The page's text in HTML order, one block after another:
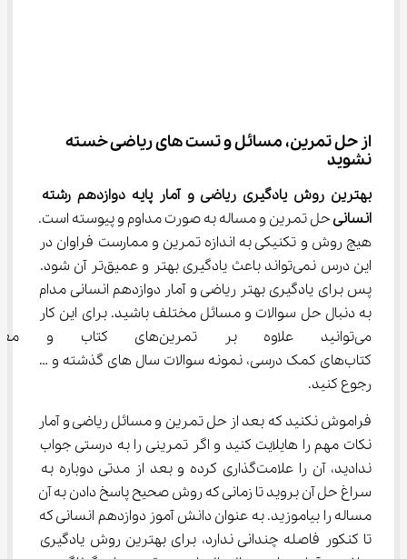
از حل تمرین، مسائل و تست های ریاضی خسته
نشوید
بهترین روش یادگیری ریاضی و آمار پایه دوازدهم رشته
انسانی حل تمرین و مساله به صورت مداوم و پیوسته است.
هیچ روش و تکنیکی به اندازه تمرین و ممارست فراوان در
این درس نمی‌تواند باعث یادگیری بهتر و عمیق‌تر آن شود.
پس برای یادگیری بهتر ریاضی و آمار دوازدهم انسانی مدام
به دنبال حل سوالات و مسائل مختلف باشید. برای این کار
می‌توانید علاوه بر
کتاب‌های کمک درسی، نمونه سوالات سال های گذشته و …
رجوع کنید.
فراموش نکنید که بعد از حل تمرین و مسائل ریاضی و آمار
نکات مهم را هایلایت کنید و اگر تمرینی را به درستی جواب
ندادید، آن را علامت‌گذاری کرده و بعد از مدتی دوباره به
سراغ حل آن بروید تا زمانی که روش صحیح پاسخ دادن به آن
مساله را بیاموزید. به عنوان دانش آموز دوازدهم انسانی که
تا کنکور فاصله چندانی ندارد، برای بهترین روش یادگیری